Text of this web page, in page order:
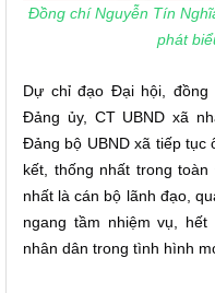
Đồng chí Nguyễn Tín
phát
Dự chỉ đạo Đại hội,
Đảng ủy, CT UBND xã
Đảng bộ UBND xã tiếp tục
kết, thống nhất trong
nhất là cán bộ lãnh đạo,
ngang tầm nhiệm vụ,
nhân dân trong tình hình